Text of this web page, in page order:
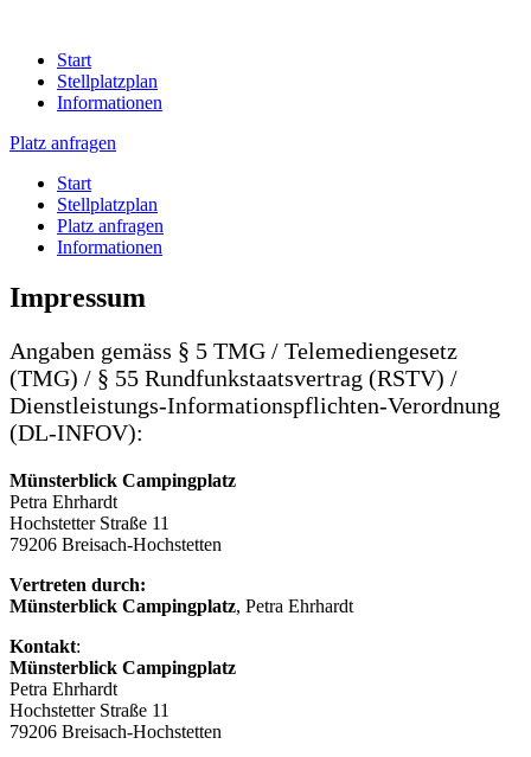
Start
Stellplatzplan
Informationen
Platz anfragen
Start
Stellplatzplan
Platz anfragen
Informationen
Impressum
Angaben gemäss § 5 TMG / Telemediengesetz
(TMG) / § 55 Rundfunkstaatsvertrag (RSTV) /
Dienstleistungs-Informationspflichten-Verordnung
(DL-INFOV):
Münsterblick Campingplatz
Petra Ehrhardt
Hochstetter Straße 11
79206 Breisach-Hochstetten
Vertreten durch:
Münsterblick Campingplatz, Petra Ehrhardt
Kontakt:
Münsterblick Campingplatz
Petra Ehrhardt
Hochstetter Straße 11
79206 Breisach-Hochstetten